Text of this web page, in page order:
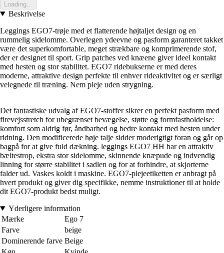
Loading...
Beskrivelse
Leggings EGO7-trøje med et flatterende højtaljet design og en
rummelig sidelomme. Overlegen ydeevne og pasform garanteret takket
være det superkomfortable, meget strækbare og komprimerende stof,
der er designet til sport. Grip patches ved knæene giver ideel kontakt
med hesten og stor stabilitet. EGO7 ridebukserne er med deres
moderne, attraktive design perfekte til enhver rideaktivitet og er særligt
velegnede til træning. Nem pleje uden strygning.
Det fantastiske udvalg af EGO7-stoffer sikrer en perfekt pasform med
firevejsstretch for ubegrænset bevægelse, støtte og formfastholdelse:
komfort som aldrig før, åndbarhed og bedre kontakt med hesten under
ridning. Den modificerede høje talje sidder moderigtigt foran og går op
bagpå for at give fuld dækning. leggings EGO7 HH har en attraktiv
bæltestrop, ekstra stor sidelomme, skinnende knæpude og indvendig
linning for større stabilitet i sadlen og for at forhindre, at skjorterne
falder ud. Vaskes koldt i maskine. EGO7-plejeetiketten er anbragt på
hvert produkt og giver dig specifikke, nemme instruktioner til at holde
dit EGO7-produkt bedst muligt.
Yderligere information
Mærke
Ego 7
Farve
beige
Dominerende farve Beige